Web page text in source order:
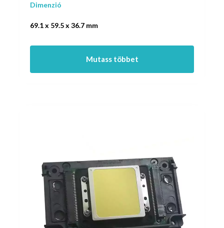
Dimenzió
69.1 x 59.5 x 36.7 mm
Mutass többet